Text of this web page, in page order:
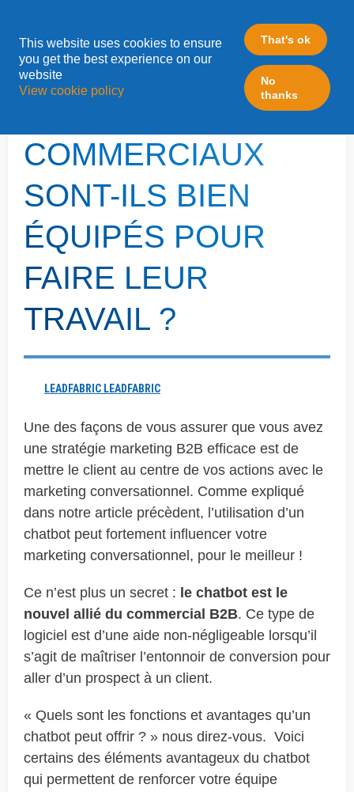
This website uses cookies to ensure
you get the best experience on our
website
View cookie policy
That's ok
No
thanks
Home » LeadFabric Blogposts
COMMERCIAUX
SONT-ILS BIEN
ÉQUIPÉS POUR
FAIRE LEUR
TRAVAIL ?
LEADFABRIC LEADFABRIC
Une des façons de vous assurer que vous avez
une stratégie marketing B2B efficace est de
mettre le client au centre de vos actions avec le
marketing conversationnel. Comme expliqué
dans notre article précèdent, l’utilisation d’un
chatbot peut fortement influencer votre
marketing conversationnel, pour le meilleur !
Ce n’est plus un secret : le chatbot est le
nouvel allié du commercial B2B. Ce type de
logiciel est d’une aide non-négligeable lorsqu’il
s’agit de maîtriser l’entonnoir de conversion pour
aller d’un prospect à un client.
« Quels sont les fonctions et avantages qu’un
chatbot peut offrir ? » nous direz-vous. Voici
certains des éléments avantageux du chatbot
qui permettent de renforcer votre équipe